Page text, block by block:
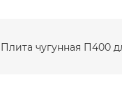
Плита чугунная П400